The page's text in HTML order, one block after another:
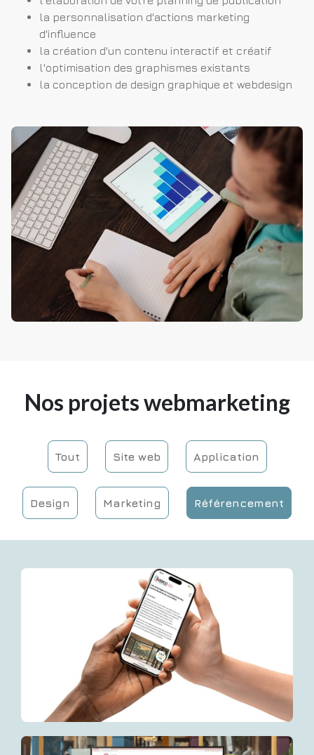
la personnalisation d'actions marketing
d'influence
la création d'un contenu interactif et créatif
l'optimisation des graphismes existants
la conception de design graphique et webdesign
Nos projets webmarketing
Tout Site web Application
Design Marketing Référencement